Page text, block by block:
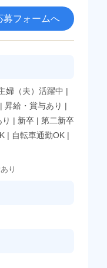
募フォームへ
婦（夫）活躍中 |
| 昇給・賞与あり |
| 新卒 | 第二新卒
| 自転車通勤OK |
り